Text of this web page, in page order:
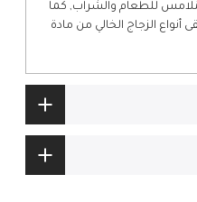
للطعام والشراب, كما
أنواع الزجاج الخالي من مادة